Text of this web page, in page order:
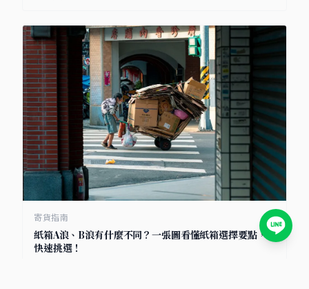
寄貨指南
紙箱A浪、B浪有什麼不同？一張圖看懂紙箱選擇要點，
快速挑選！